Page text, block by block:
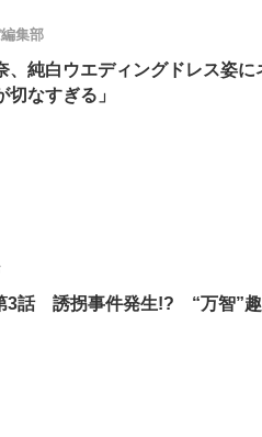
集部
、純白ウエディングドレス姿
なすぎる」
3話 誘拐事件発生!? “万智”